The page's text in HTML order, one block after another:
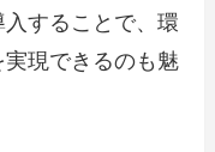
することで、環
現できるのも魅